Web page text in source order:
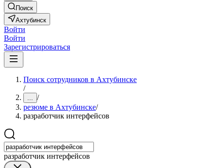
Поиск
Ахтубинск
Войти
Войти
Зарегистрироваться
Поиск сотрудников в Ахтубинске
/
... /
резюме в Ахтубинске/
разработчик интерфейсов
разработчик интерфейсов